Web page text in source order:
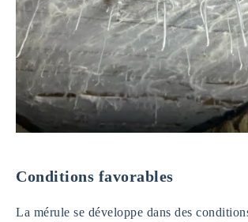
Conditions favorables
La mérule se développe dans des